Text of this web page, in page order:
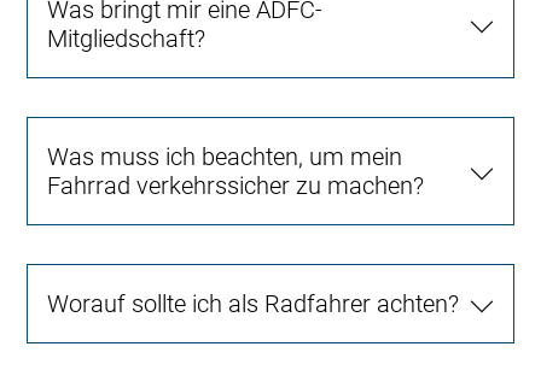
Was bringt mir eine ADFC-
Mitgliedschaft?
Was muss ich beachten, um mein
Fahrrad verkehrssicher zu machen?
Worauf sollte ich als Radfahrer achten?